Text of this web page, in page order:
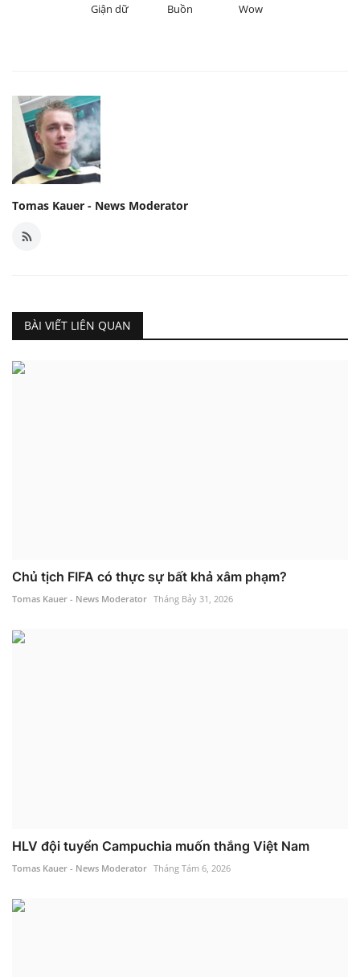
Giận dữ Buồn Wow
Tomas Kauer - News Moderator
BÀI VIẾT LIÊN QUAN
Chủ tịch FIFA có thực sự bất khả xâm phạm?
Tomas Kauer - News Moderator Tháng Bảy 31, 2026
HLV đội tuyển Campuchia muốn thắng Việt Nam
Tomas Kauer - News Moderator Tháng Tám 6, 2026